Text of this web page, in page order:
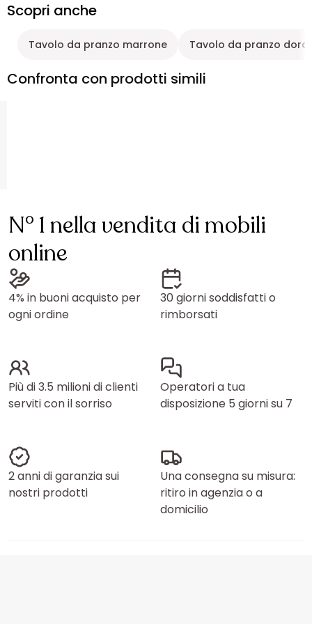
Scopri anche
Tavolo da pranzo marrone Tavolo da pranzo
Confronta con prodotti simili
N° 1 nella vendita di mobili
online
4% in buoni acquisto per
ogni ordine
30 giorni soddisfatti o
rimborsati
Più di 3.5 milioni di clienti
serviti con il sorriso
Operatori a tua
disposizione 5 giorni su 7
2 anni di garanzia sui
nostri prodotti
Una consegna su misura:
ritiro in agenzia o a
domicilio